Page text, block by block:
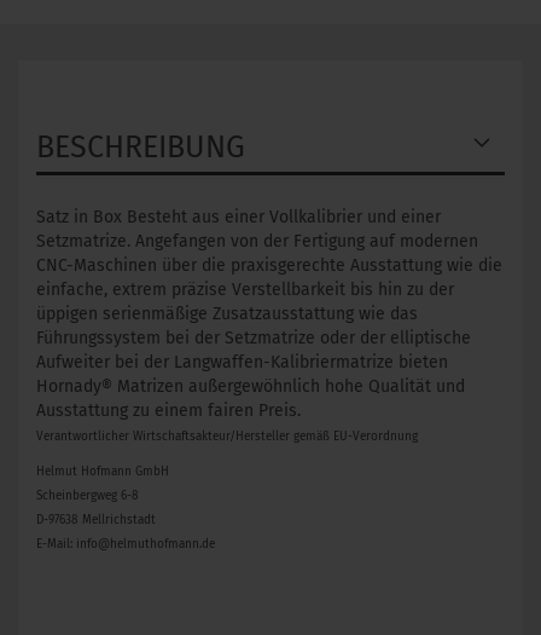
BESCHREIBUNG
Satz in Box Besteht aus einer Vollkalibrier und einer
Setzmatrize. Angefangen von der Fertigung auf modernen
CNC-Maschinen über die praxisgerechte Ausstattung wie die
einfache, extrem präzise Verstellbarkeit bis hin zu der
üppigen serienmäßige Zusatzausstattung wie das
Führungssystem bei der Setzmatrize oder der elliptische
Aufweiter bei der Langwaffen-Kalibriermatrize bieten
Hornady® Matrizen außergewöhnlich hohe Qualität und
Ausstattung zu einem fairen Preis.
Verantwortlicher Wirtschaftsakteur/Hersteller gemäß EU-Verordnung
Helmut Hofmann GmbH
Scheinbergweg 6-8
D-97638 Mellrichstadt
E-Mail: info@helmuthofmann.de